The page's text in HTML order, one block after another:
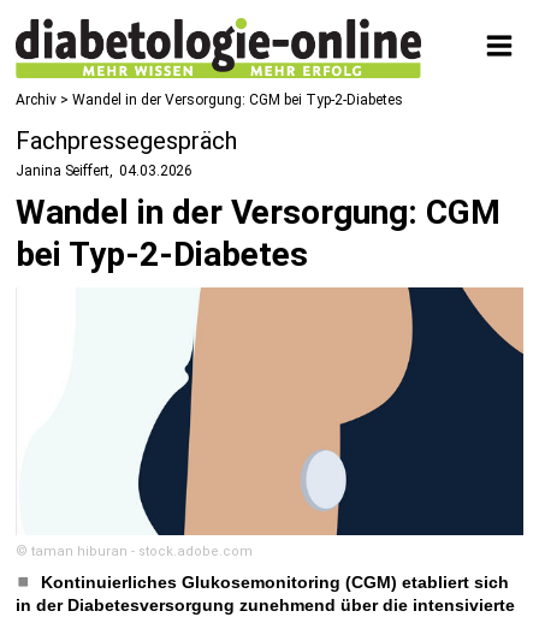
Archiv > Wandel in der Versorgung: CGM bei Typ-2-Diabetes
Fachpressegespräch
Janina Seiffert 04.03.2026
Wandel in der Versorgung: CGM
bei Typ-2-Diabetes
© taman hiburan - stock.adobe.com
Kontinuierliches Glukosemonitoring (CGM) etabliert sich
in der Diabetesversorgung zunehmend über die intensivierte